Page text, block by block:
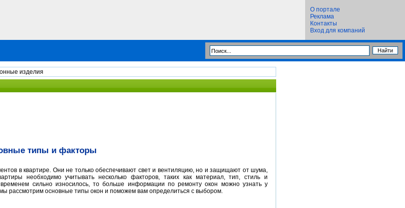
О портале
Реклама
Контакты
Вход для компаний
изделия
типы и факторы
в квартире. Они не только обеспечивают свет и вентиляцию, но и защищают от шума,
необходимо учитывать несколько факторов, таких как материал, тип, стиль и
сильно износилось, то больше информации по ремонту окон можно узнать у
мы рассмотрим основные типы окон и поможем вам определиться с выбором.